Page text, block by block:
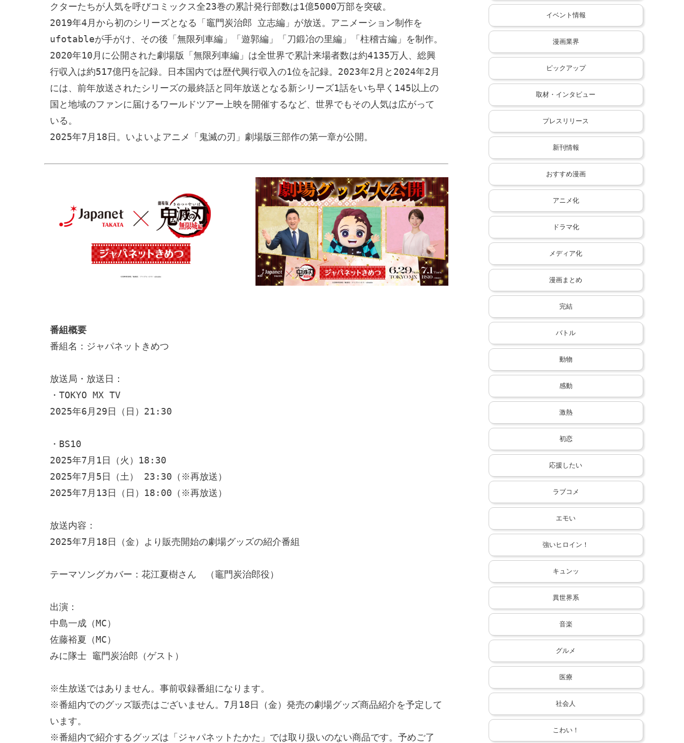
クターたちが人気を呼びコミックス全23巻の累計発行部数は1億5000万部を突破。
2019年4月から初のシリーズとなる「竈門炭治郎 立志編」が放送。アニメーション制作を
ufotableが手がけ、その後「無限列車編」「遊郭編」「刀鍛冶の里編」「柱稽古編」を制作。
2020年10月に公開された劇場版「無限列車編」は全世界で累計来場者数は約4135万人、総興
行収入は約517億円を記録。日本国内では歴代興行収入の1位を記録。2023年2月と2024年2月
には、前年放送されたシリーズの最終話と同年放送となる新シリーズ1話をいち早く145以上の
国と地域のファンに届けるワールドツアー上映を開催するなど、世界でもその人気は広がって
いる。
2025年7月18日。いよいよアニメ「鬼滅の刃」劇場版三部作の第一章が公開。
番組概要
番組名：ジャパネットきめつ
放送局・放送日：
・TOKYO MX TV
2025年6月29日（日）21:30
・BS10
2025年7月1日（火）18:30
2025年7月5日（土） 23:30（※再放送）
2025年7月13日（日）18:00（※再放送）
放送内容：
2025年7月18日（金）より販売開始の劇場グッズの紹介番組
テーマソングカバー：花江夏樹さん　（竈門炭治郎役）
出演：
中島一成（MC）
佐藤裕夏（MC）
みに隊士 竈門炭治郎（ゲスト）
※生放送ではありません。事前収録番組になります。
※番組内でのグッズ販売はございません。7月18日（金）発売の劇場グッズ商品紹介を予定して
います。
※番組内で紹介するグッズは「ジャパネットたかた」では取り扱いのない商品です。予めご了
イベント情報
漫画業界
ピックアップ
取材・インタビュー
プレスリリース
新刊情報
おすすめ漫画
アニメ化
ドラマ化
メディア化
漫画まとめ
完結
バトル
動物
感動
激熱
初恋
応援したい
ラブコメ
エモい
強いヒロイン！
キュンッ
異世界系
音楽
グルメ
医療
社会人
こわい！